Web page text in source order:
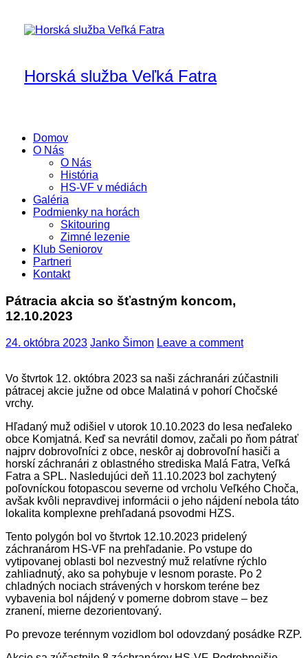
content
Horská služba Veľká Fatra
Domov
O Nás
O Nás
História
HS-VF v médiách
Galéria
Podmienky na horách
Skitouring
Zimné lezenie
Klub Seniorov
Partneri
Kontakt
Pátracia akcia so šťastným koncom,
12.10.2023
24. októbra 2023 Janko Šimon Leave a comment
Vo štvrtok 12. októbra 2023 sa naši záchranári zúčastnili
pátracej akcie južne od obce Malatiná v pohorí Chočské
vrchy.
Hľadaný muž odišiel v utorok 10.10.2023 do lesa neďaleko
obce Komjatná. Keď sa nevrátil domov, začali po ňom pátrať
najprv dobrovoľníci z obce, neskôr aj dobrovoľní hasiči a
horskí záchranári z oblastného strediska Malá Fatra, Veľká
Fatra a SPL. Nasledujúci deň 11.10.2023 bol zachytený
poľovníckou fotopascou severne od vrcholu Veľkého Choča,
avšak kvôli nepravdivej informácii o jeho nájdení nebola táto
lokalita komplexne prehľadaná psovodmi HZS.
Tento polygón bol vo štvrtok 12.10.2023 pridelený
záchranárom HS-VF na prehľadanie. Po vstupe do
vytipovanej oblasti bol nezvestný muž relatívne rýchlo
zahliadnutý, ako sa pohybuje v lesnom poraste. Po 2
chladných nociach strávených v horskom teréne bez
vybavenia bol nájdený v pomerne dobrom stave – bez
zranení, mierne dezorientovaný.
Po prevoze terénnym vozidlom bol odovzdaný posádke RZP.